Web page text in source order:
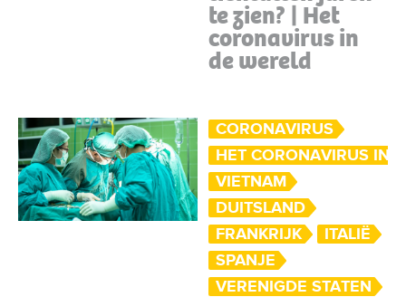
te zien? | Het
coronavirus in
de wereld
CORONAVIRUS
HET CORONAVIRUS IN
VIETNAM
DUITSLAND
FRANKRIJK
ITALIË
SPANJE
VERENIGDE STATEN